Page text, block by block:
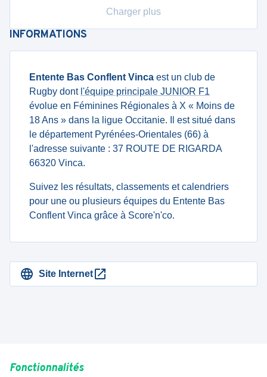
Charger plus
INFORMATIONS
Entente Bas Conflent Vinca est un club de
Rugby dont l'équipe principale JUNIOR F1
évolue en Féminines Régionales à X « Moins de
18 Ans » dans la ligue Occitanie. Il est situé dans
le département Pyrénées-Orientales (66) à
l'adresse suivante : 37 ROUTE DE RIGARDA
66320 Vinca.
Suivez les résultats, classements et calendriers
pour une ou plusieurs équipes du Entente Bas
Conflent Vinca grâce à Score'n'co.
Site Internet
Fonctionnalités